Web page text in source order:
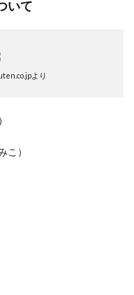
いて
より
こ）